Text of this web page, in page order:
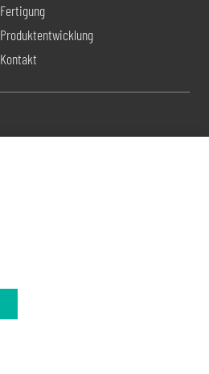
Fertigung
Produktentwicklung
Kontakt